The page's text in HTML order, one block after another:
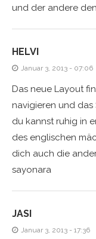
und der andere
HELVI
Januar 3, 2013 - 07:06
Das neue Layout
navigieren und
du kannst ruhig in
des englischen
dich auch die
sayonara
JASI
Januar 3, 2013 - 17:36